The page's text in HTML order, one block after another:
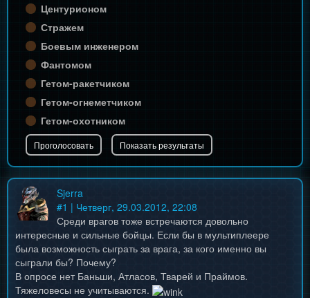
Центурионом
Стражем
Боевым инженером
Фантомом
Гетом-ракетчиком
Гетом-огнеметчиком
Гетом-охотником
Sjerra
#1 | Четверг, 29.03.2012, 22:08
Среди врагов тоже встречаются довольно
интересные и сильные бойцы. Если бы в мультиплеере
была возможность сыграть за врага, за кого именно вы
сыграли бы? Почему?
В опросе нет Баньши, Атласов, Тварей и Праймов.
Тяжеловесы не учитываются.